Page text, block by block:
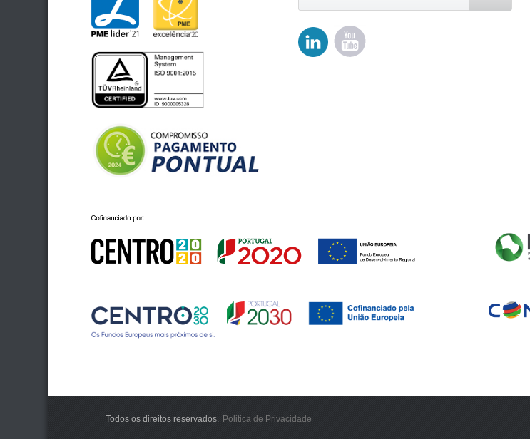
Todos os direitos reservados. Politica de Privacidade